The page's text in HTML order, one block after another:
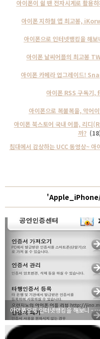
아이폰이 쉴 땐 전자시계로 활용
아이폰 지하철 앱 최고봉,
아이폰으로 인터넷뱅킹을 해
아이폰 날씨어플의 최고봉
아이폰 카메라 업그레이드!
아이폰 RSS 구독기
아이폰으로 복불복을, 악어
아이폰 북스토어 국내 어플, 리디
까?
침대에서 감상하는 UCC 동영상~
아이폰으로 인터넷뱅킹을 해보니 - 하나N Bank